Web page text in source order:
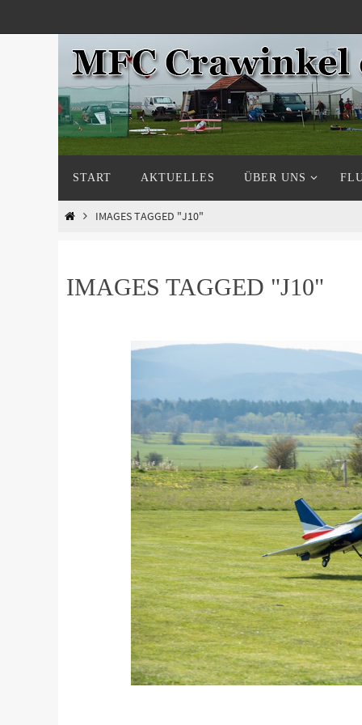
Inhalt
Inhalt
springen
START AKTUELLES ÜBER UNS
STARTIMAGES TAGGED "J10"
IMAGES TAGGED "J10"